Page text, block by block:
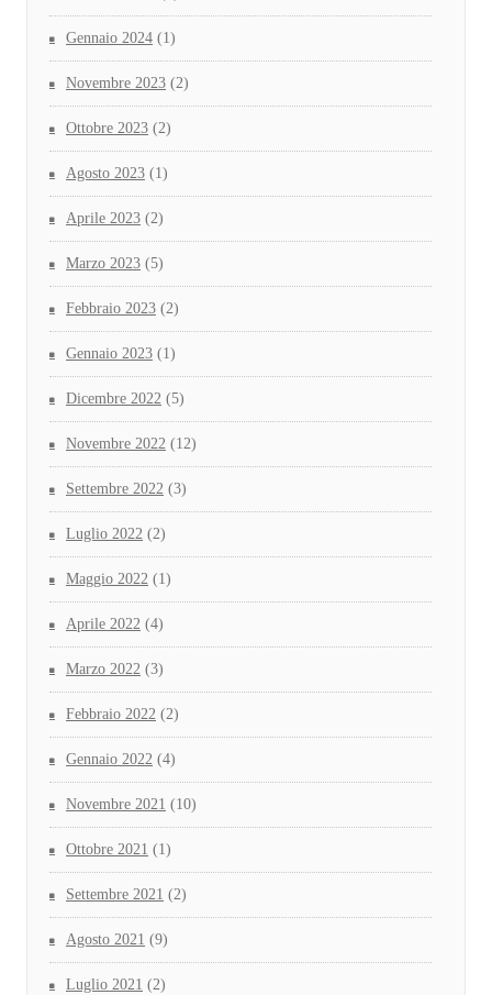
Gennaio 2024 (1)
Novembre 2023 (2)
Ottobre 2023 (2)
Agosto 2023 (1)
Aprile 2023 (2)
Marzo 2023 (5)
Febbraio 2023 (2)
Gennaio 2023 (1)
Dicembre 2022 (5)
Novembre 2022 (12)
Settembre 2022 (3)
Luglio 2022 (2)
Maggio 2022 (1)
Aprile 2022 (4)
Marzo 2022 (3)
Febbraio 2022 (2)
Gennaio 2022 (4)
Novembre 2021 (10)
Ottobre 2021 (1)
Settembre 2021 (2)
Agosto 2021 (9)
Luglio 2021 (2)